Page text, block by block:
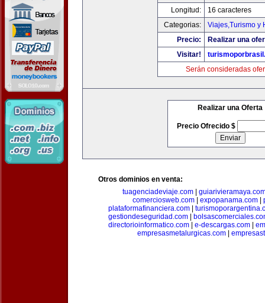
Longitud:
16 caracteres
Categorias:
Viajes,Turismo y
Precio:
Realizar una
Visitar!
Serán consideradas
Realizar una Oferta
Precio Ofrecido $
Otros dominios en venta:
tuagenciadeviaje.com|
comerciosweb.com
expopanama.com
plataformafinanciera.com
gestiondeseguridad.com
directorioinformatico.com
e-descargas.com
empresasmetalurgicas.com